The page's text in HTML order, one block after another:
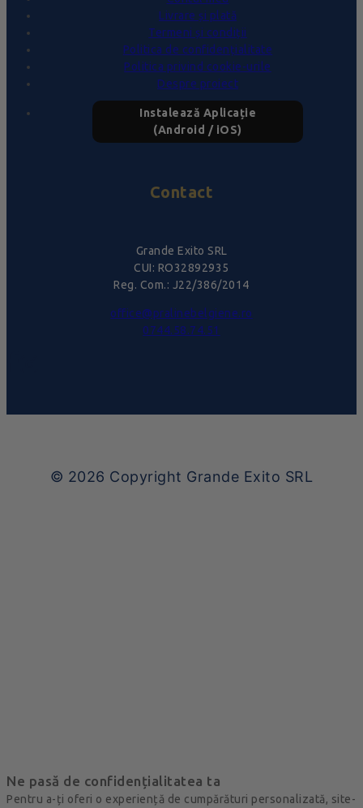
Livrare și plată
Termeni și condiții
Politica de confidențialitate
Politica privind cookie-urile
Despre proiect
Instalează Aplicație
(Android / iOS)
Contact
Grande Exito SRL
CUI: RO32892935
Reg. Com.: J22/386/2014
office@pralinebelgiene.ro
0744.58.74.51
© 2026 Copyright Grande Exito SRL
Ne pasă de confidențialitatea ta
Pentru a-ți oferi o experiență de cumpărături personalizată, site-